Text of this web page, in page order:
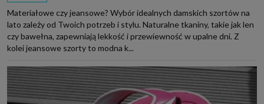
Materiałowe czy jeansowe? Wybór idealnych damskich szortów na
lato zależy od Twoich potrzeb i stylu. Naturalne tkaniny, takie jak len
czy bawełna, zapewniają lekkość i przewiewność w upalne dni. Z
kolei jeansowe szorty to modna k...